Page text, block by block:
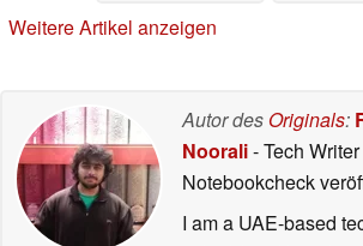
Weitere Artikel anzeigen
Autor des Originals:
Noorali- Tech Writer
Notebookcheck
I am a UAE-based